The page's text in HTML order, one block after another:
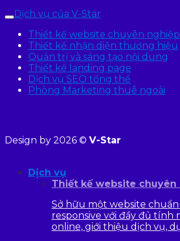
Dịch vụ của V-Star
Thiết kế website chuyên nghiệp
Thiết kế nhận diện thương hiệu
Quản trị và sáng tạo nội dung
Thiết kế landing page
Dịch vụ SEO tổng thể
Phòng Marketing thuê ngoài
Design by 2026 © V-Star
Dịch vụ
Thiết kế website chuyên
Sở hữu một website chuẩn
responsive với đầy đủ tính
online, giới thiệu dịch vụ,